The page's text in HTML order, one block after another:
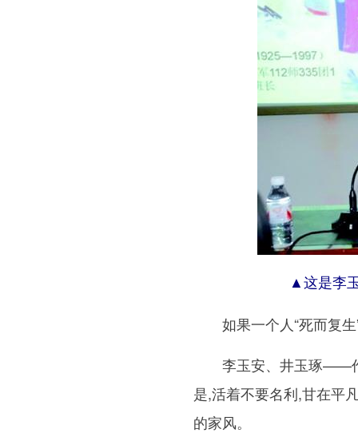
▲这是李玉
如果一个人“死而复生
李玉安、井玉琢——作
是,活着不要名利,甘在平
的家风。